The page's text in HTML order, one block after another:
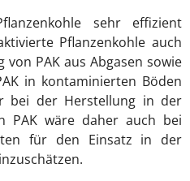
sehr effizient
Pflanzenkohle auch
PAK aus Abgasen sowie
in kontaminierten Böden
bei der Herstellung in der
PAK wäre daher auch bei
für den Einsatz in der